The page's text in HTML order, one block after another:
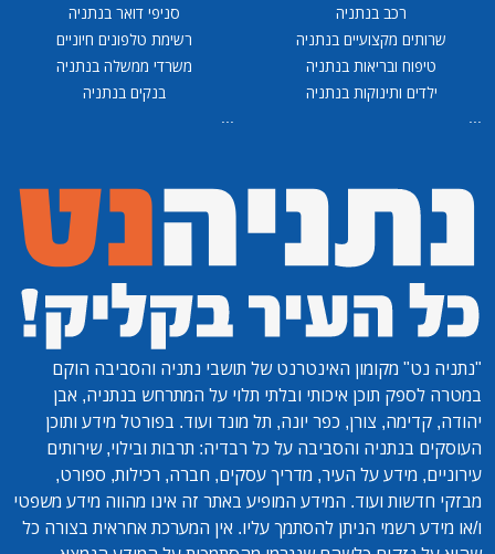
רכב בנתניה
שרותים מקצועיים בנתניה
טיפוח ובריאות בנתניה
ילדים ותינוקות בנתניה
סניפי דואר בנתניה
רשימת טלפונים חיוניים
משרדי ממשלה בנתניה
בנקים בנתניה
"נתניה נט" מקומון האינטרנט של תושבי נתניה והסביבה הוקם
במטרה לספק תוכן איכותי ובלתי תלוי על המתרחש בנתניה, אבן
יהודה, קדימה, צורן, כפר יונה, תל מונד ועוד. בפורטל מידע ותוכן
העוסקים בנתניה והסביבה על כל רבדיה: תרבות ובילוי, שירותים
עירוניים, מידע על העיר, מדריך עסקים, חברה, רכילות, ספורט,
מבזקי חדשות ועוד. המידע המופיע באתר זה אינו מהווה מידע משפטי
ו/או מידע רשמי הניתן להסתמך עליו. אין המערכת אחראית בצורה כל